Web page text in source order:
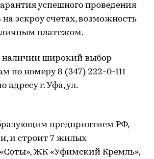
успешного проведения
эскроу счетах, возможность
платежом.
наличии широкий выбор
по номеру 8 (347) 222-0-111
г. Уфа, ул.
предприятием РФ,
и строит 7 жилых
ЖК «Уфимский Кремль»,